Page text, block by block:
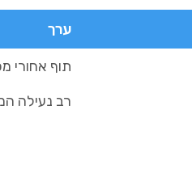
ערך
תוף אחורי
רב נעילה